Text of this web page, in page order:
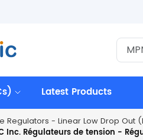
Latest Products
Regulators - Linear Low Drop Out
Inc. Régulateurs de tension -